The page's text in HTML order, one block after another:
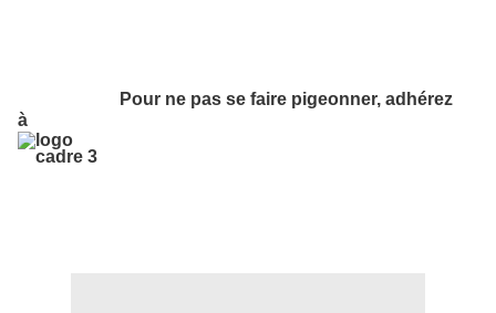
Pour ne pas se faire pigeonner, adhérez
à